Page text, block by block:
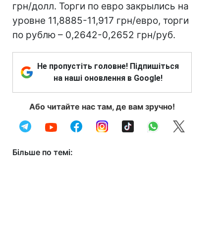
грн/долл. Торги по евро закрылись на
уровне 11,8885-11,917 грн/евро, торги
по рублю – 0,2642-0,2652 грн/руб.
Не пропустіть головне! Підпишіться
на наші оновлення в Google!
Або читайте нас там, де вам зручно!
Більше по темі: